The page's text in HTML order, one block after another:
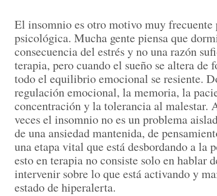
El insomnio es otro motivo muy frecuente
psicológica. Mucha gente piensa que
consecuencia del estrés y no una razón
terapia, pero cuando el sueño se altera de
todo el equilibrio emocional se resiente.
regulación emocional, la memoria, la
concentración y la tolerancia al malestar.
veces el insomnio no es un problema
de una ansiedad mantenida, de
una etapa vital que está desbordando a la
esto en terapia no consiste solo en hablar
intervenir sobre lo que está activando y
estado de hiperalerta.